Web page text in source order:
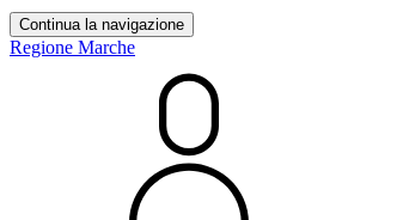
Continua la navigazione
Regione Marche